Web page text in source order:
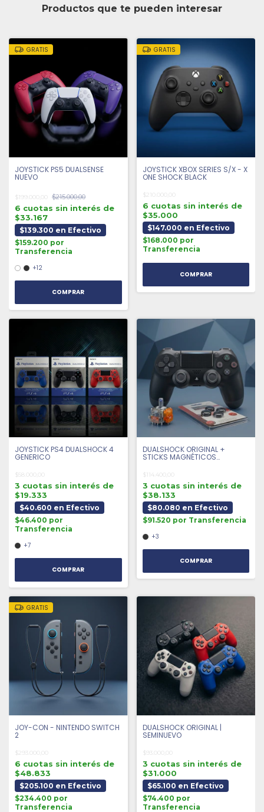
Productos que te pueden interesar
GRATIS
JOYSTICK PS5 DUALSENSE
NUEVO
$199.000,00 $215.000,00
6 cuotas sin interés de
$33.167
$139.300 en Efectivo
$159.200 por
Transferencia
+12
COMPRAR
GRATIS
JOYSTICK XBOX SERIES S/X - X
ONE SHOCK BLACK
$210.000,00
6 cuotas sin interés de
$35.000
$147.000 en Efectivo
$168.000 por
Transferencia
JOYSTICK PS4 DUALSHOCK 4
GENERICO
$58.000,00
3 cuotas sin interés de
$19.333
$40.600 en Efectivo
$46.400 por
Transferencia
+7
COMPRAR
DUALSHOCK ORIGINAL +
STICKS MAGNÉTICOS
SEMINUEVO
$114.400,00
3 cuotas sin interés de
$38.133
$80.080 en Efectivo
$91.520 por Transferencia
+3
COMPRAR
GRATIS
JOY-CON - NINTENDO SWITCH
2
$293.000,00
6 cuotas sin interés de
$48.833
$205.100 en Efectivo
$234.400 por
Transferencia
DUALSHOCK ORIGINAL |
SEMINUEVO
$93.000,00
3 cuotas sin interés de
$31.000
$65.100 en Efectivo
$74.400 por
Transferencia